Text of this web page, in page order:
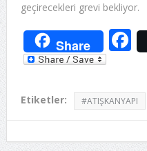
geçirecekleri grevi bekliyor.
Share
Etiketler: #ATIŞKANYAPI